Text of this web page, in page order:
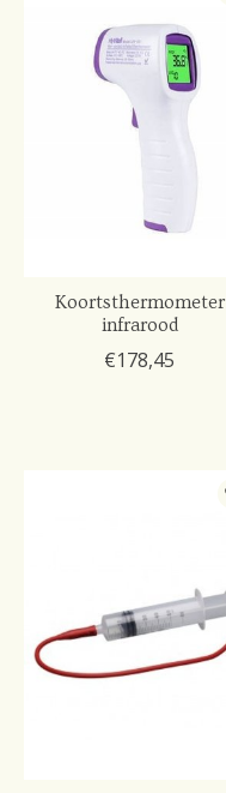
Koortsthermometer
infrarood
€178,45